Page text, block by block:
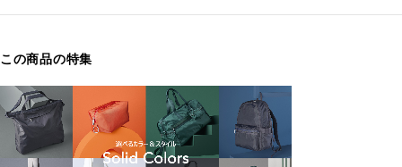
この商品の特集